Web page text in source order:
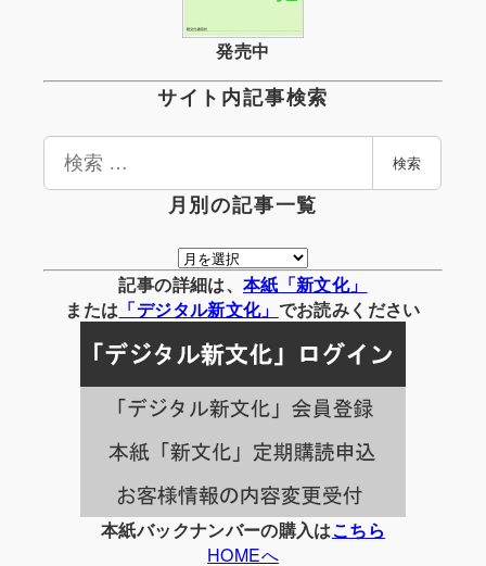
発売中
サイト内記事検索
検
検索
月別の記事一覧
月
別
の
事
一
覧
記事の詳細は、 本紙「新文化」
または 「デジタル新文化」 でお読みください
本紙バックナンバーの購入はこちら
HOMEへ